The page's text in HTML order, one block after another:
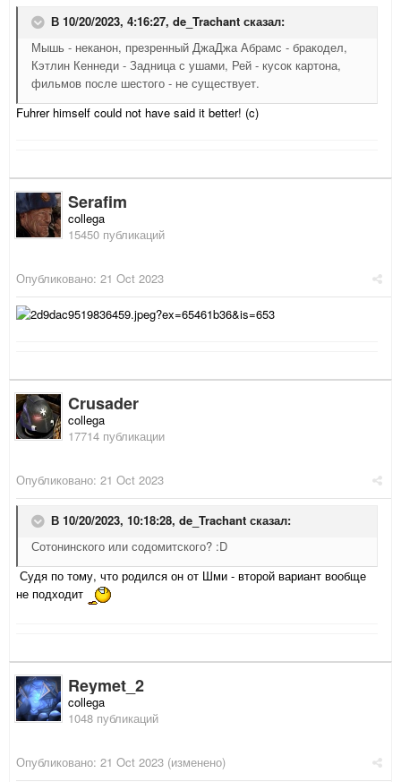
В 10/20/2023, 4:16:27, de_Trachant сказал:
Мышь - неканон, презренный ДжаДжа Абрамс - бракодел,
Кэтлин Кеннеди - Задница с ушами, Рей - кусок картона,
фильмов после шестого - не существует.
Fuhrer himself could not have said it better! (c)
Serafim
collega
15450 публикаций
Опубликовано: 21 Oct 2023
Crusader
collega
17714 публикации
Опубликовано: 21 Oct 2023
В 10/20/2023, 10:18:28, de_Trachant сказал:
Сотонинского или содомитского? :D
Судя по тому, что родился он от Шми - второй вариант вообще
не подходит
Reymet_2
collega
1048 публикаций
Опубликовано: 21 Oct 2023 (изменено)